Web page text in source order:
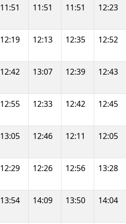
11:51 11:51 11:51 12:23
12:19 12:13 12:35 12:52
12:42 13:07 12:39 12:43
12:55 12:33 12:42 12:45
13:05 12:46 12:11 12:05
12:29 12:26 12:56 13:28
13:54 14:09 13:50 14:04